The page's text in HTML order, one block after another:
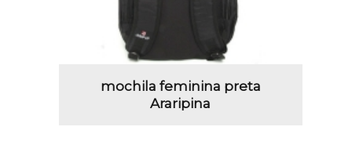
mochila feminina preta
Araripina